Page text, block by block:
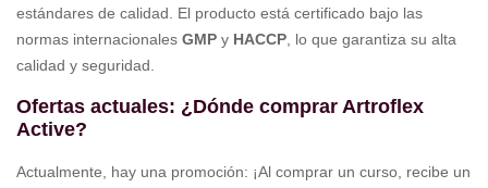
estándares de calidad. El producto está certificado bajo las
normas internacionales GMP y HACCP , lo que garantiza su alta
calidad y seguridad.
Ofertas actuales: ¿Dónde comprar Artroflex
Active?
Actualmente, hay una promoción: ¡Al comprar un curso, recibe un